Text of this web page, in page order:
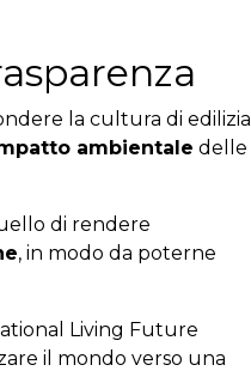
la cultura di edilizia
ambientale delle
di rendere
, in modo da poterne
Living Future
il mondo verso una